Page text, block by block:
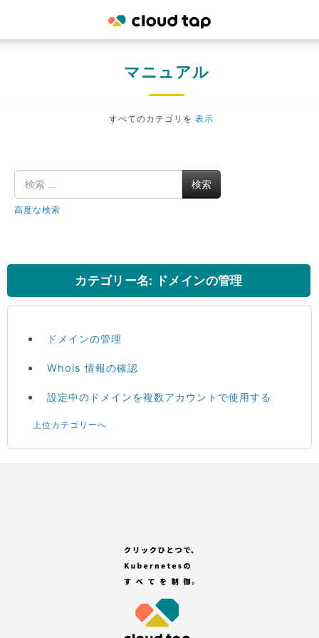
マニュアル
すべてのカテゴリを 表示
検索
高度な検索
カテゴリー名: ドメインの管理
ドメインの管理
Whois 情報の確認
設定中のドメインを複数アカウントで使用する
上位カテゴリーへ